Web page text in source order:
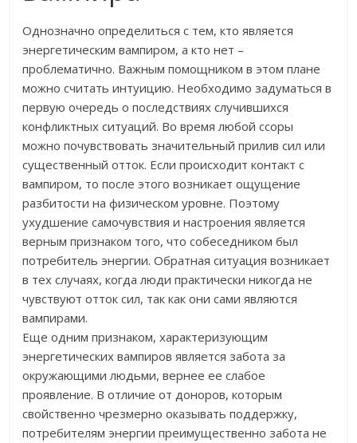
Однозначно определиться с тем, кто является
энергетическим вампиром, а кто нет –
проблематично. Важным помощником в этом плане
можно считать интуицию. Необходимо задуматься в
первую очередь о последствиях случившихся
конфликтных ситуаций. Во время любой ссоры
можно почувствовать значительный прилив сил или
существенный отток. Если происходит контакт с
вампиром, то после этого возникает ощущение
разбитости на физическом уровне. Поэтому
ухудшение самочувствия и настроения является
верным признаком того, что собеседником был
потребитель энергии. Обратная ситуация возникает
в тех случаях, когда люди практически никогда не
чувствуют отток сил, так как они сами являются
вампирами.
Еще одним признаком, характеризующим
энергетических вампиров является забота за
окружающими людьми, вернее ее слабое
проявление. В отличие от доноров, которым
свойственно чрезмерно оказывать поддержку,
потребителям энергии преимущественно забота не